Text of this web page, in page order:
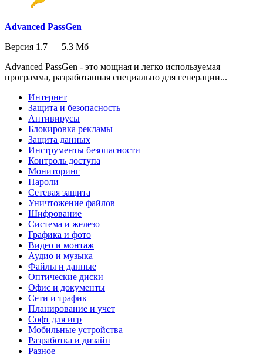
Advanced PassGen
Версия 1.7 — 5.3 Мб
Advanced PassGen - это мощная и легко используемая
программа, разработанная специально для генерации...
Интернет
Защита и безопасность
Антивирусы
Блокировка рекламы
Защита данных
Инструменты безопасности
Контроль доступа
Мониторинг
Пароли
Сетевая защита
Уничтожение файлов
Шифрование
Система и железо
Графика и фото
Видео и монтаж
Аудио и музыка
Файлы и данные
Оптические диски
Офис и документы
Сети и трафик
Планирование и учет
Софт для игр
Мобильные устройства
Разработка и дизайн
Разное